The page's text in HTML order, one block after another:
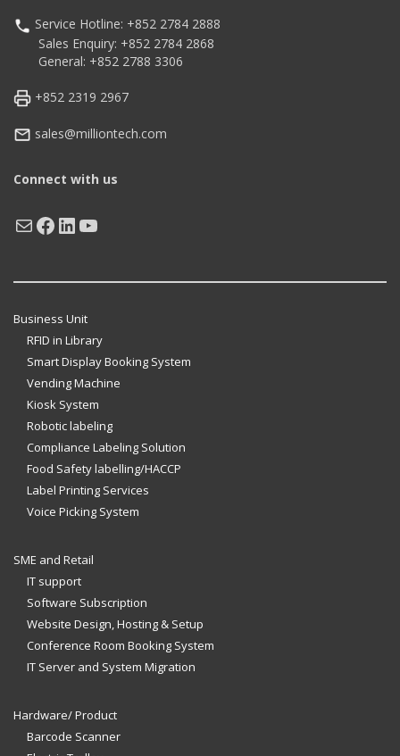
Service Hotline: +852 2784 2888
Sales Enquiry: +852 2784 2868
General: +852 2788 3306
+852 2319 2967
sales@milliontech.com
Connect with us
MailFacebook
LinkedIn
YouTube
Business Unit
RFID in Library
Smart Display Booking System
Vending Machine
Kiosk System
Robotic labeling
Compliance Labeling Solution
Food Safety labelling/HACCP
Label Printing Services
Voice Picking System
SME and Retail
IT support
Software Subscription
Website Design, Hosting & Setup
Conference Room Booking System
IT Server and System Migration
Hardware/ Product
Barcode Scanner